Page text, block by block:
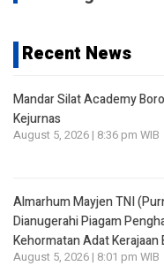
Recent News
Mandar Silat Academy
Kejurnas
August 5, 2026 | 8:36 pm WIB
Almarhum Mayjen TNI
Dianugerahi Piagam
Kehormatan Adat Kerajaan
August 5, 2026 | 8:01 pm WIB